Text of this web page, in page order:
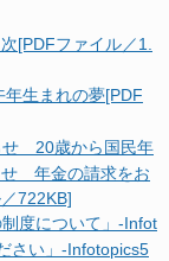
[PDFファイル／1.
生まれの夢[PDF
せ 20歳から国民年
せ 年金の請求をお
722KB]
度について」-Infot
さい」-Infotopics5